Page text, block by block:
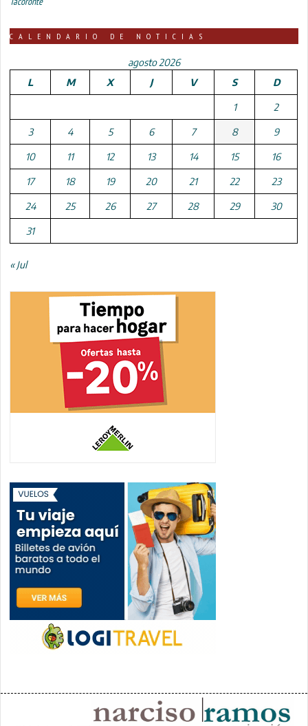
CALENDARIO DE NOTICIAS
agosto 2026
L
M X J V S D
1 2
3 4 5 6 7 8 9
10 11 12 13 14 15 16
17 18 19 20 21 22 23
24 25 26 27 28 29 30
31
« Jul